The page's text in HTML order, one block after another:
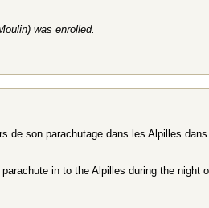
was enrolled.
de son parachutage dans les Alpilles
in to the Alpilles during the night